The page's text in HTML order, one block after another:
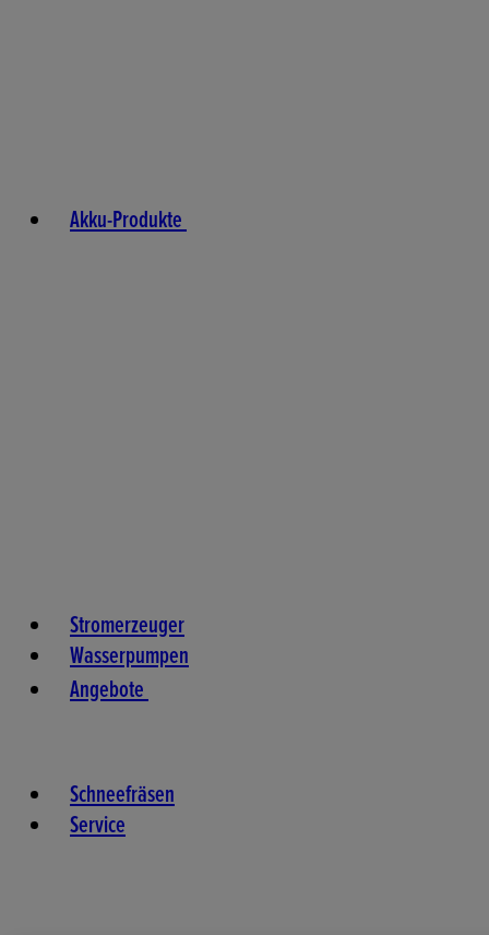
Akku-Produkte
Stromerzeuger
Wasserpumpen
Angebote
Schneefräsen
Service